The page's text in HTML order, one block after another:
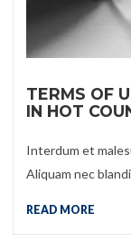
TERMS OF
IN HOT
Interdum et
Aliquam nec
READ MORE